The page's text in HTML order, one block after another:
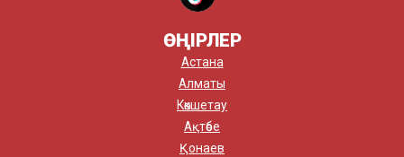
ӨҢІРЛЕР
Астана
Алматы
Көкшетау
Ақтөбе
Қонаев